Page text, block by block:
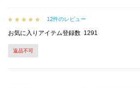
Next
12件のレビュー
お気に入りアイテム登録数 1291
返品不可